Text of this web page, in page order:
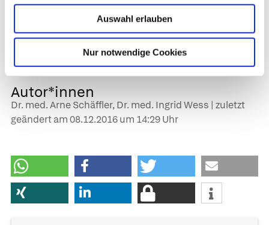
Auswahl erlauben
Nur notwendige Cookies
Chronisches Nierenversagen
Akute Bauchspeicheldrüsenentzündung.
Urin: z. B. Vitamin-D-Mangel
Autor*innen
Dr. med. Arne Schäffler, Dr. med. Ingrid Wess | zuletzt
geändert am08.12.2016um 14:29 Uhr